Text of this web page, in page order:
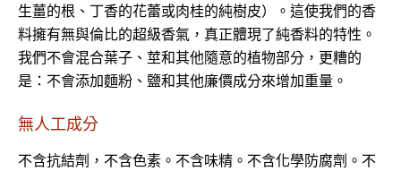
生薑的根、丁香的花蕾或肉桂的純樹皮）。這使我們的香
料擁有無與倫比的超級香氣，真正體現了純香料的特性。
我們不會混合葉子、莖和其他隨意的植物部分，更糟的
是：不會添加麵粉、鹽和其他廉價成分來增加重量。
無人工成分
不含抗結劑，不含色素。不含味精。不含化學防腐劑。不